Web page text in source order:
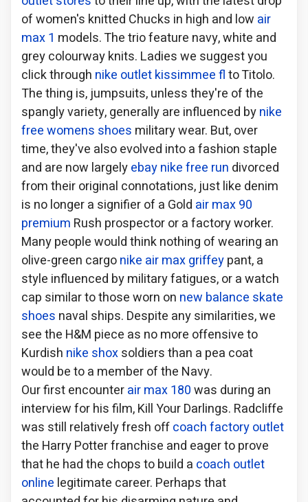
of women's knitted Chucks in high and low air
max 1 models. The trio feature navy, white and
grey colourway knits. Ladies we suggest you
click through nike outlet kissimmee flto Titolo.
The thing is, jumpsuits, unless they're of the
spangly variety, generally are influenced bynike
free womens shoes military wear. But, over
time, they've also evolved into a fashion staple
and are now largelyebay nike free run divorced
from their original connotations, just like denim
is no longer a signifier of a Gold air max 90
premium Rush prospector or a factory worker.
Many people would think nothing of wearing an
olive-green cargonike air max griffeypant, a
style influenced by military fatigues, or a watch
cap similar to those worn on new balance skate
shoes naval ships. Despite any similarities, we
see the H&M piece as no more offensive to
Kurdish nike shoxsoldiers than a pea coat
would be to a member of the Navy.
Our first encounterair max 180was during an
interview for his film, Kill Your Darlings. Radcliffe
was still relatively fresh offcoach factory outlet
the Harry Potter franchise and eager to prove
that he had the chops to build a coach outlet
online legitimate career. Perhaps that